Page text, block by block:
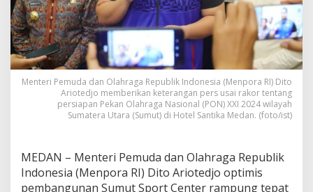
Menteri Pemuda dan Olahraga Republik Indonesia (Menpora RI) Dito
Ariotedjo memberikan keterangan pers usai rakor tentang
persiapan Pekan Olahraga Nasional (PON) XXI 2024 wilayah
Sumatera Utara (Sumut) di Hotel Santika Medan. (foto/ist)
MEDAN – Menteri Pemuda dan Olahraga Republik
Indonesia (Menpora RI) Dito Ariotedjo optimis
pembangunan Sumut Sport Center rampung tepat